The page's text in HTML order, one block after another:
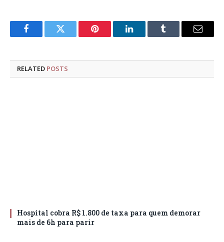
FacebookTwitter Pinterest LinkedInTumblr Email
RELATED POSTS
Hospital cobra R$ 1.800 de taxa para quem demorar
mais de 6h para parir